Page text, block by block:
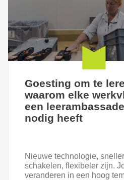
Goesting om te
waarom elke
een
nodig heeft
Nieuwe technologie, sneller
schakelen, flexibeler zijn.
veranderen in een hoog